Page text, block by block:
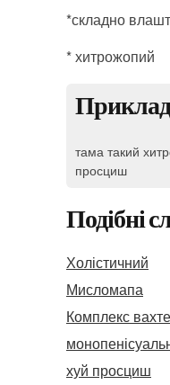
*складно
* хитрожопий
тама такий
просциш
Подібні
Холістичний
Мисломапа
Комплекс
хуй просциш